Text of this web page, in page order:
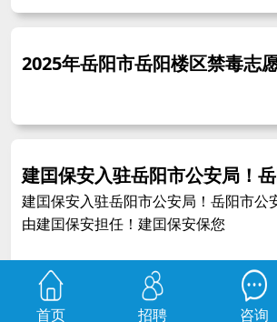
2025年岳阳市岳阳楼区禁毒志
建囯保安入驻岳阳市公安局！
建囯保安入驻岳阳市公安局！岳阳市公
由建囯保安担任！建囯保安保您
首页 招聘 咨询